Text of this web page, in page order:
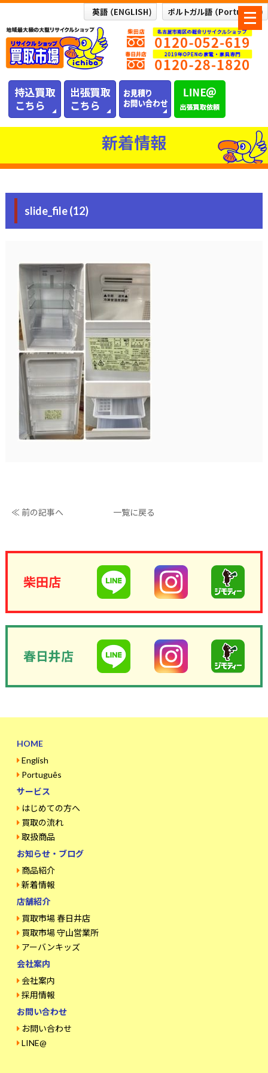
メ
ニ
ュ
ー
新着情報
slide_file (12)
≪ 前の記事へ 一覧に戻る
柴田店
春日井店
HOME
English
Português
サービス
はじめての方へ
買取の流れ
取扱商品
お知らせ・ブログ
商品紹介
新着情報
店舗紹介
買取市場 春日井店
買取市場 守山営業所
アーバンキッズ
会社案内
会社案内
採用情報
お問い合わせ
お問い合わせ
LINE@